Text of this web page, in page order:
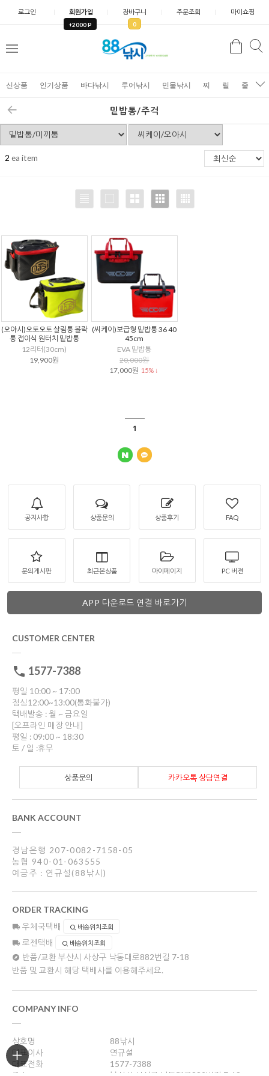
로그인 회원가입
+2000 P
장바구니
0
주문조회 마이쇼핑
검
신상품 인기상품 바다낚시 루어낚시 민물낚시 찌 릴 줄
밑밥통/주걱
2 ea item
(오아시)오토오토 살림통 볼락
통 접이식 원터치 밑밥통
12리터(30cm)
19,900원
(씨케이)보급형 밑밥통 36 40
45cm
EVA 밑밥통
20,000원
17,000원 15% ↓
1
공지사항 상품문의 상품후기 FAQ
문의게시판 최근본상품 마이페이지 PC 버젼
APP 다운로드 연결 바로가기
CUSTOMER CENTER
1577-7388
평일 10:00 ~ 17:00
점심12:00~13:00(통화불가)
택배발송 : 월 ~ 금요일
[오프라인 매장 안내]
평일 : 09:00 ~ 18:30
토 / 일 :휴무
카카오톡 상담연결
상품문의
BANK ACCOUNT
경남은행 207-0082-7158-05
농협 940-01-063555
예금주 : 연규설(88낚시)
ORDER TRACKING
우체국택배 배송위치조회
로젠택배 배송위치조회
반품/교환 부산시 사상구 낙동대로882번길 7-18
반품 및 교환시 해당 택배사를 이용해주세요.
COMPANY INFO
상호명
88낚시
대표이사
연규설
대표전화
1577-7388